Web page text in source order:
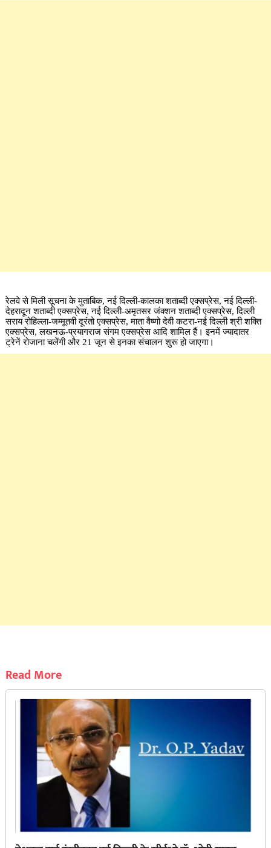
रेलवे से मिली सूचना के मुताबिक, नई दिल्ली-कालका शताब्दी एक्सप्रेस, नई दिल्ली-
देहरादून शताब्दी एक्सप्रेस, नई दिल्ली-अमृतसर जंक्शन शताब्दी एक्सप्रेस, दिल्ली
सराय रोहिल्ला-जम्मूतवी दूरंतो एक्सप्रेस, माता वैष्णो देवी कटरा-नई दिल्ली श्री शक्ति
एक्सप्रेस, लखनऊ-प्रयागराज संगम एक्सप्रेस आदि शामिल हैं। इनमें ज्यादातर
ट्रेनें रोजाना चलेंगी और 21 जून से इनका संचालन शुरू हो जाएगा।
Read More